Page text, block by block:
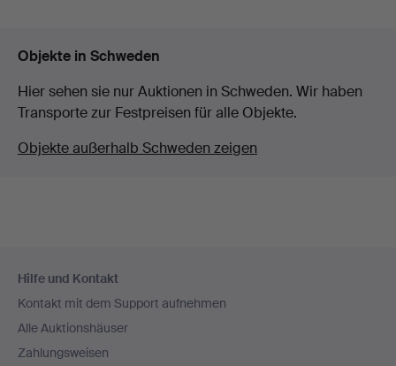
Objekte in Schweden
Hier sehen sie nur Auktionen in Schweden. Wir haben
Transporte zur Festpreisen für alle Objekte.
Objekte außerhalb Schweden zeigen
Navigation
Hilfe und Kontakt
Kontakt mit dem Support aufnehmen
Alle Auktionshäuser
Zahlungsweisen